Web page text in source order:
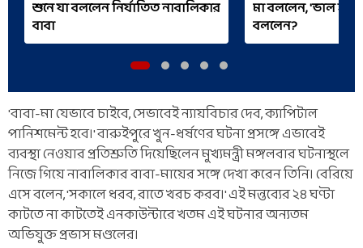
শুনে যা বললেন নির্যাতিত নাবালিকার
বাবা
মা বললেন, 'ভাল
বললেন?
'বাবা-মা যেভাবে চাইবে, সেভাবেই ন্যায়বিচার দেব, ক্যাপিটাল
পানিশমেন্ট হবে।' বারুইপুরে খুন-ধর্ষণের ঘটনা প্রসঙ্গে এভাবেই
ব্যবস্থা নেওয়ার প্রতিশ্রুতি দিয়েছিলেন মুখ্যমন্ত্রী মঙ্গলবার ঘটনাস্থলে
নিজে গিয়ে নাবালিকার বাবা-মায়ের সঙ্গে দেখা করেন তিনি। বেরিয়ে
এসে বলেন, 'সকালে ধরব, রাতে খরচ করব।' এই মন্তব্যের ২৪ ঘণ্টা
কাটতে না কাটতেই এনকাউন্টারে খতম এই ঘটনার অন্যতম
অভিযুক্ত প্রভাস মণ্ডলের।